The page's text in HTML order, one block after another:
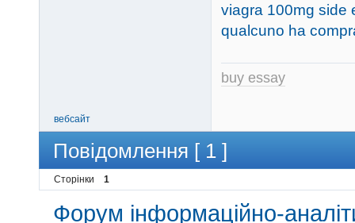
viagra 100mg side
qualcuno ha
buy essay
вебсайт
Повідомлення [ 1 ]
Сторінки 1
Форум інформаційно-